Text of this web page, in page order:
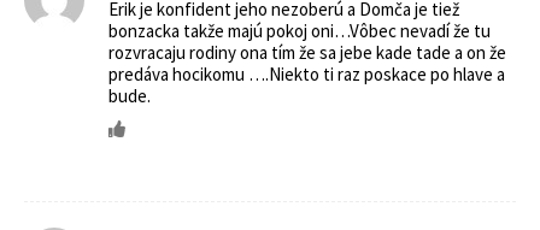
Erik je konfident jeho nezoberú a Domča je tiež
bonzacka takže majú pokoj oni…Vôbec nevadí že tu
rozvracaju rodiny ona tím že sa jebe kade tade a on že
predáva hocikomu ….Niekto ti raz poskace po hlave a
bude.